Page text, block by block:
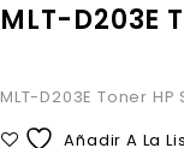
MLT-D203E
MLT-D203E Toner HP
Añadir A La